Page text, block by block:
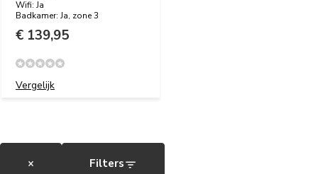
Wifi: Ja
Badkamer: Ja, zone 3
€ 139,95
Vergelijk
× Filters